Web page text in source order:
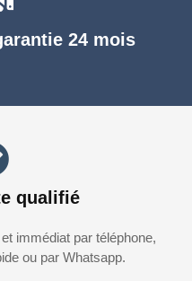
24 mois
qualifié
immédiat par téléphone,
ou par Whatsapp.